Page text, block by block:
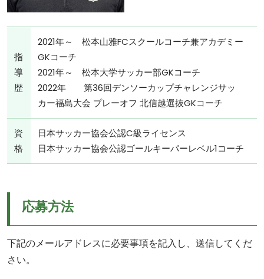
指
導
歴
2021年～ 松本山雅FCスクールコーチ兼アカデミー
GKコーチ
2021年～ 松本大学サッカー部GKコーチ
2022年 第36回デンソーカップチャレンジサッ
カー福島大会 プレーオフ 北信越選抜GKコーチ
資
格
日本サッカー協会公認C級ライセンス
日本サッカー協会公認ゴールキーパーレベル1コーチ
応募方法
下記のメールアドレスに必要事項を記入し、送信してくだ
さい。